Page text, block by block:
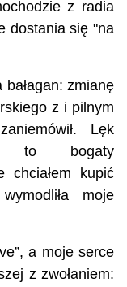
z radia
dostania się "na
zmianę
z i pilnym
Lęk
to bogaty
chciałem kupić
moje
a moje serce
z zwołaniem: